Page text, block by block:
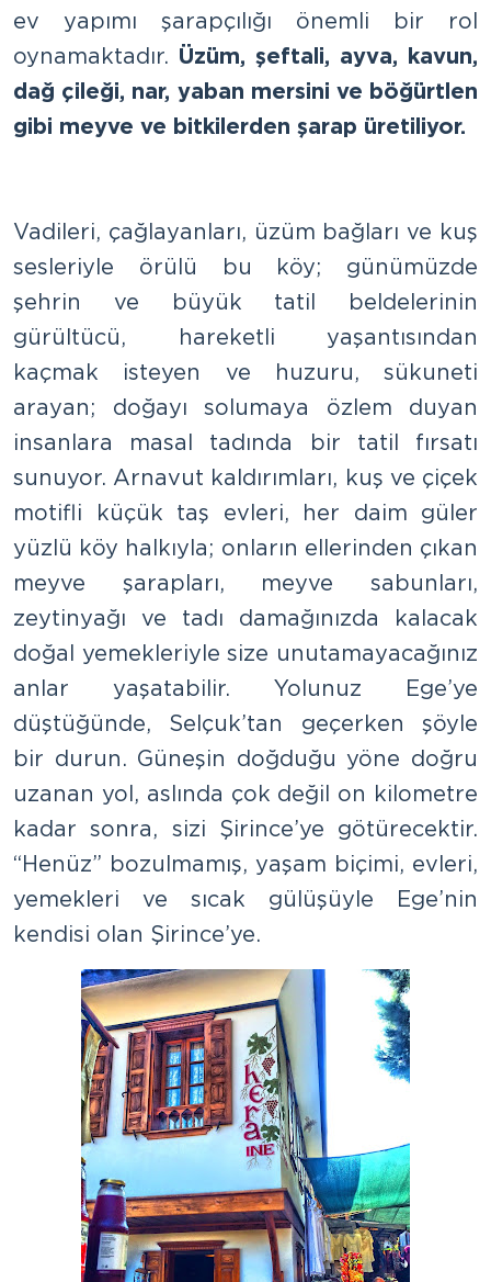
ev yapımı şarapçılığı önemli bir rol
oynamaktadır. Üzüm, şeftali, ayva, kavun,
dağ çileği, nar, yaban mersini ve böğürtlen
gibi meyve ve bitkilerden şarap üretiliyor.
Vadileri, çağlayanları, üzüm bağları ve kuş
sesleriyle örülü bu köy; günümüzde
şehrin ve büyük tatil beldelerinin
gürültücü, hareketli yaşantısından
kaçmak isteyen ve huzuru, sükuneti
arayan; doğayı solumaya özlem duyan
insanlara masal tadında bir tatil fırsatı
sunuyor. Arnavut kaldırımları, kuş ve çiçek
motifli küçük taş evleri, her daim güler
yüzlü köy halkıyla; onların ellerinden çıkan
meyve şarapları, meyve sabunları,
zeytinyağı ve tadı damağınızda kalacak
doğal yemekleriyle size unutamayacağınız
anlar yaşatabilir. Yolunuz Ege’ye
düştüğünde, Selçuk’tan geçerken şöyle
bir durun. Güneşin doğduğu yöne doğru
uzanan yol, aslında çok değil on kilometre
kadar sonra, sizi Şirince’ye götürecektir.
“Henüz” bozulmamış, yaşam biçimi, evleri,
yemekleri ve sıcak gülüşüyle Ege’nin
kendisi olan Şirince’ye.